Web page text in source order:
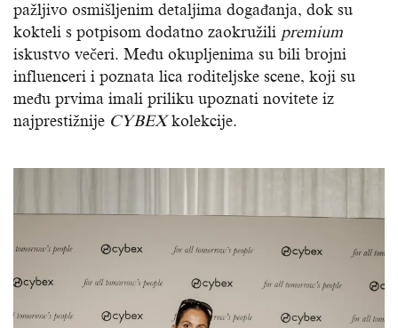
pažljivo osmišljenim detaljima događanja, dok su
kokteli s potpisom dodatno zaokružili premium
iskustvo večeri. Među okupljenima su bili brojni
influenceri i poznata lica roditeljske scene, koji su
među prvima imali priliku upoznati novitete iz
najprestižnije CYBEXkolekcije.